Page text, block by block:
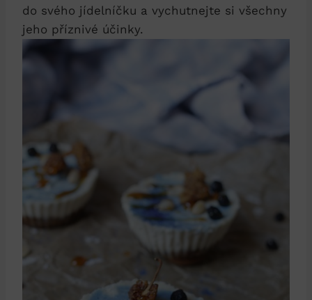
do svého jídelníčku a vychutnejte si všechny
jeho příznivé účinky.